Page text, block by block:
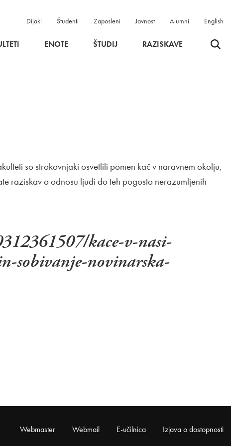
Dijaki Študenti Zaposleni Javnost Alumni English
ENOTE ŠTUDIJ RAZISKAVE Odpri
so strokovnjaki osvetlili pomen kač v naravnem okolju,
raziskav o odnosu ljudi do teh pogosto nerazumljenih
kace-v-nasi-
sobivanje-novinarska-
Webmaster Webmail E-učilnica Izjava o dostopnosti